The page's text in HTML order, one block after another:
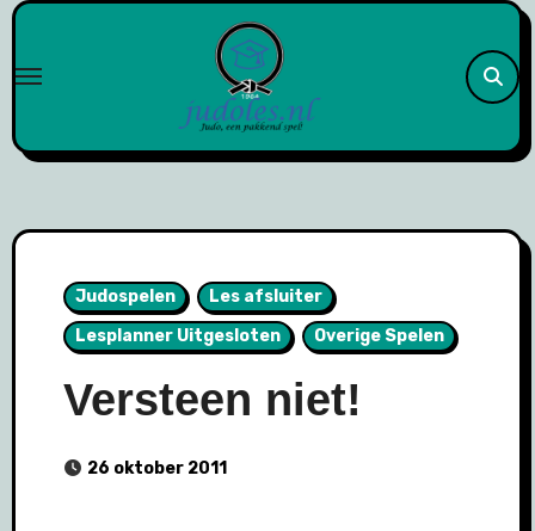
Naar
inhoud
Judospelen
Les afsluiter
Lesplanner Uitgesloten
Overige Spelen
Versteen niet!
26 oktober 2011